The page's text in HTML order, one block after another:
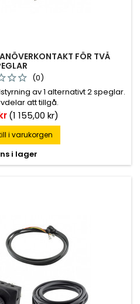
FÖR TVÅ
(0)
av 1 alternativt 2 speglar.
att tillgå.
(1 155,00 kr)
i varukorgen
i lager